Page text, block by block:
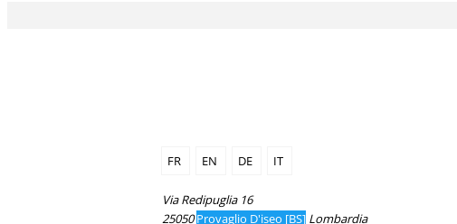
FR EN DE IT
Via Redipuglia 16
25050Provaglio D'iseo [BS] Lombardia